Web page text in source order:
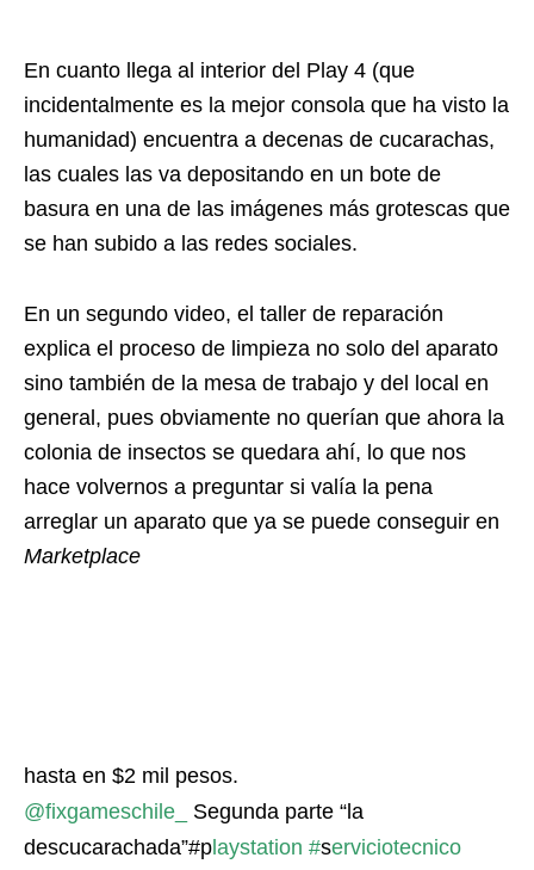
En cuanto llega al interior del Play 4 (que
incidentalmente es la mejor consola que ha visto la
humanidad) encuentra a decenas de cucarachas,
las cuales las va depositando en un bote de
basura en una de las imágenes más grotescas que
se han subido a las redes sociales.
En un segundo video, el taller de reparación
explica el proceso de limpieza no solo del aparato
sino también de la mesa de trabajo y del local en
general, pues obviamente no querían que ahora la
colonia de insectos se quedara ahí, lo que nos
hace volvernos a preguntar si valía la pena
arreglar un aparato que ya se puede conseguir en
Marketplace
hasta en $2 mil pesos.
@fixgameschile_
Segunda parte “la
descucarachada”#p laystation #serviciotecnico